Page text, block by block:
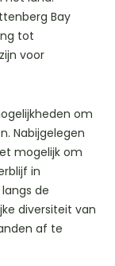
Bay
tot
voor
om
Nabijgelegen
mogelijk om
in
de
diversiteit van
af te